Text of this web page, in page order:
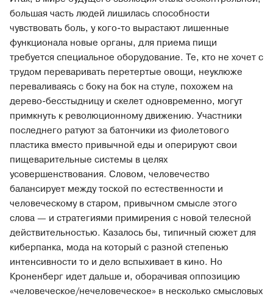
большая часть людей лишилась способности
чувствовать боль, у кого-то вырастают лишенные
функционала новые органы, для приема пищи
требуется специальное оборудование. Те, кто не хочет с
трудом переваривать перетертые овощи, неуклюже
переваливаясь с боку на бок на стуле, похожем на
дерево-бесстыдницу и скелет одновременно, могут
примкнуть к революционному движению. Участники
последнего ратуют за батончики из фиолетового
пластика вместо привычной еды и оперируют свои
пищеварительные системы в целях
усовершенствования. Словом, человечество
балансирует между тоской по естественности и
человеческому в старом, привычном смысле этого
слова — и стратегиями примирения с новой телесной
действительностью. Казалось бы, типичный сюжет для
киберпанка, мода на который с разной степенью
интенсивности то и дело вспыхивает в кино. Но
Кроненберг идет дальше и, оборачивая оппозицию
«человеческое/нечеловеческое» в несколько смысловых